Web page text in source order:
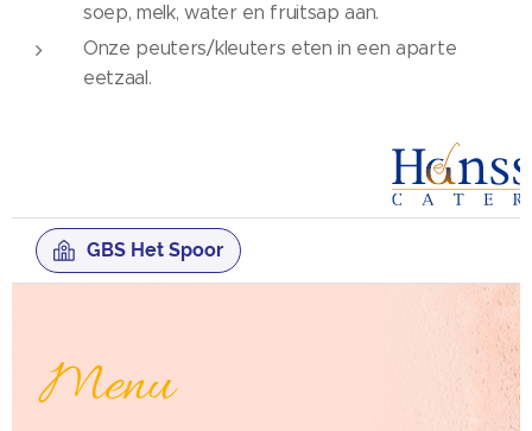
soep, melk, water en fruitsap aan.
Onze peuters/kleuters eten in een aparte
eetzaal.